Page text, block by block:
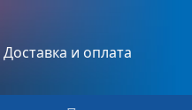
Доставка и оплата